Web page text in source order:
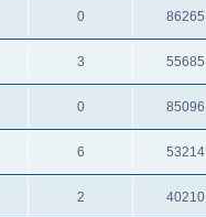
0 86265
3 55685
0 85096
6 53214
2 40210